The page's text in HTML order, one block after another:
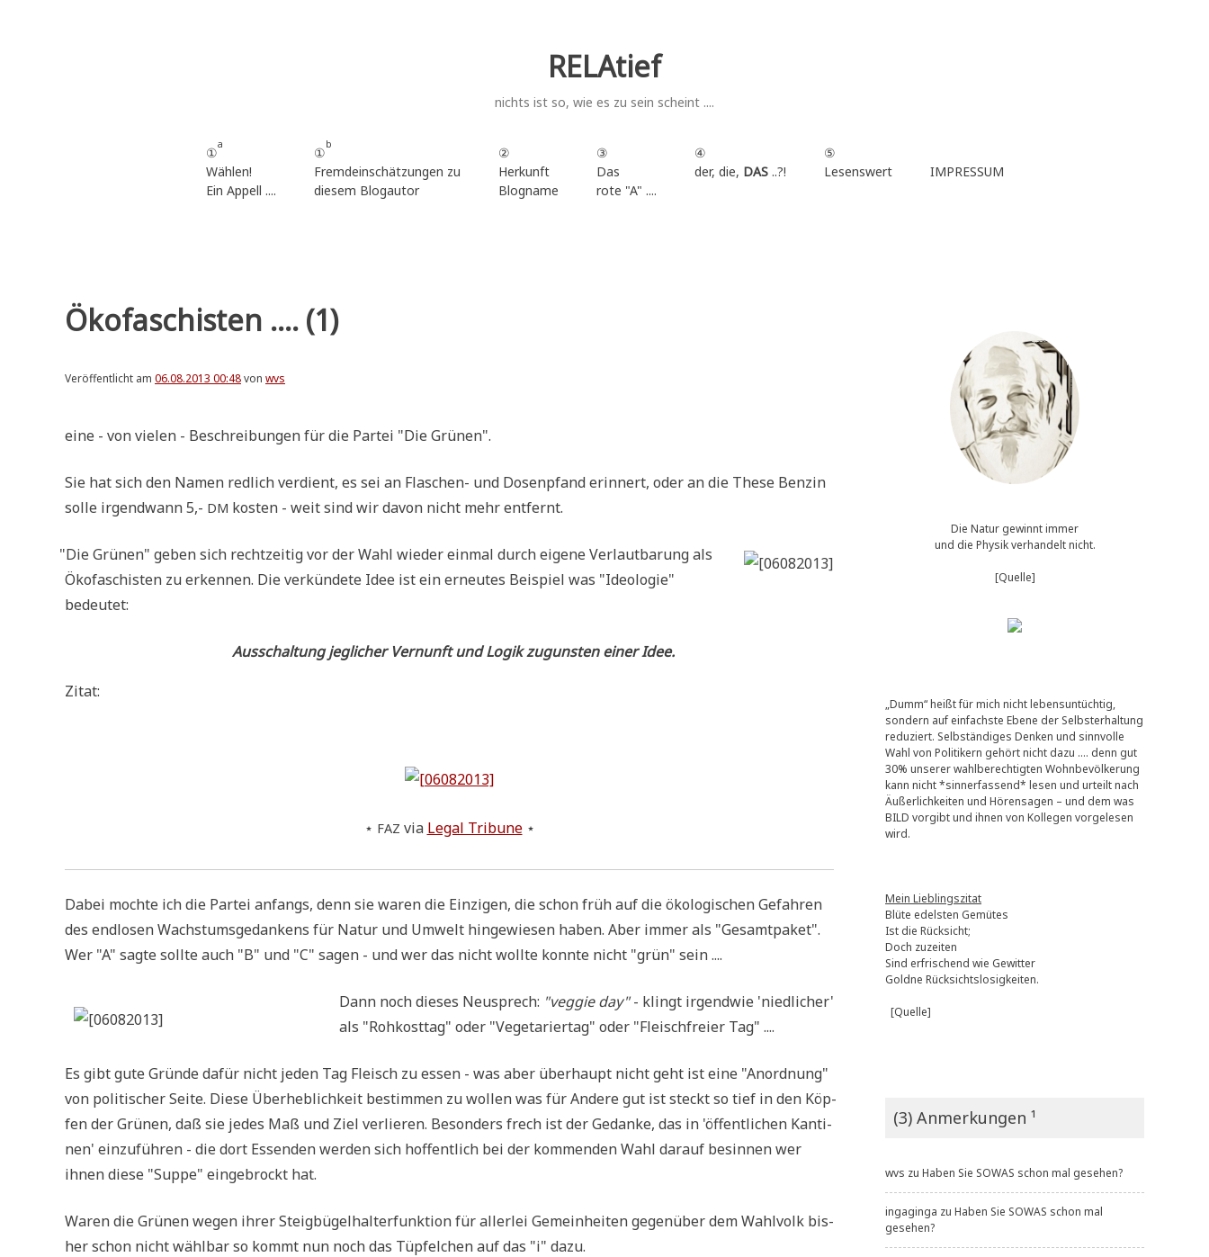
RELAtief
nichts ist so, wie es zu sein scheint ....
①
a
Wählen!
Ein Appell ....
①
b
Fremdeinschätzungen zu
diesem Blogautor
②
Herkunft
Blogname
③
Das
rote "A" ....
④
der, die, DAS..?!
⑤
Lesenswert
IMPRESSUM
Ökofaschisten .... (1)
Veröffentlicht am 06.08.2013 00:48von wvs
eine - von vie­len - Beschrei­bun­gen für die Par­tei "Die Grünen".
Sie hat sich den Namen red­lich ver­dient, es sei an Fla­schen- und Dosen­pfand erin­nert, oder an die The­se Ben­zin
sol­le irgend­wann 5,- DM kosten - weit sind wir davon nicht mehr entfernt.
"Die Grü­nen" geben sich recht­zei­tig vor der Wahl wie­der ein­mal durch eige­ne Ver­laut­ba­rung als
Öko­fa­schi­sten zu erken­nen. Die ver­kün­de­te Idee ist ein erneu­tes Bei­spiel was "Ideo­lo­gie"
bedeutet:
Aus­schal­tung jeg­li­cher Ver­nunft und Logik zugun­sten einer Idee.
Zitat:
⋆ FAZ via Legal Tri­bu­ne⋆
Dabei moch­te ich die Par­tei anfangs, denn sie waren die Ein­zi­gen, die schon früh auf die öko­lo­gi­schen Gefah­ren
des end­lo­sen Wachs­tums­ge­dan­kens für Natur und Umwelt hin­ge­wie­sen haben. Aber immer als "Gesamt­pa­ket".
Wer "A" sag­te soll­te auch "B" und "C" sagen - und wer das nicht woll­te konn­te nicht "grün" sein ....
Dann noch die­ses Neu­sprech: "veggie day"- klingt irgend­wie 'nied­li­cher'
als "Roh­kost­tag" oder "Vege­ta­rier­tag" oder "Fleisch­frei­er Tag" ....
Es gibt gute Grün­de dafür nicht jeden Tag Fleisch zu essen - was aber über­haupt nicht geht ist eine "Anord­nung"
von poli­ti­scher Sei­te. Die­se Über­heb­lich­keit bestim­men zu wol­len was für Ande­re gut ist steckt so tief in den Köp­
fen der Grü­nen, daß sie jedes Maß und Ziel ver­lie­ren. Beson­ders frech ist der Gedan­ke, das in 'öffent­li­chen Kan­ti­
nen' ein­zu­füh­ren - die dort Essen­den wer­den sich hof­fent­lich bei der kom­men­den Wahl dar­auf besin­nen wer
ihnen die­se "Sup­pe" ein­ge­brockt hat.
Waren die Grü­nen wegen ihrer Steig­bü­gel­hal­ter­funk­ti­on für aller­lei Gemein­hei­ten gegen­über dem Wahl­volk bis­
her schon nicht wähl­bar so kommt nun noch das Tüp­fel­chen auf das "i" dazu.
Die Natur gewinnt immer
und die Physik verhandelt nicht.
[Quelle]
„Dumm“ heißt für mich nicht lebensuntüchtig,
sondern auf einfachste Ebene der Selbsterhaltung
reduziert. Selbständiges Denken und sinnvolle
Wahl von Politikern gehört nicht dazu …. denn gut
30% unserer wahlberechtigten Wohnbevölkerung
kann nicht *sinnerfassend* lesen und urteilt nach
Äußerlichkeiten und Hörensagen – und dem was
BILD vorgibt und ihnen von Kollegen vorgelesen
wird.
Mein Lieblingszitat
Blüte edelsten Gemütes
Ist die Rücksicht;
Doch zuzeiten
Sind erfrischend wie Gewitter
Goldne Rücksichtslosigkeiten.
[Quelle]
(3) Anmerkungen ¹
wvs zu Haben Sie SOWAS schon mal gesehen?
ingaginga zu Haben Sie SOWAS schon mal
gesehen?